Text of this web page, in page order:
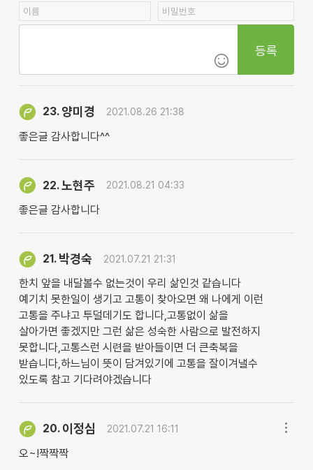
등록
23.양미경 2021.08.26 21:38
좋은글 감사합니다^^
22.노현주 2021.08.21 04:33
좋은글 감사합니다
21. 박경숙 2021.07.21 21:31
한치 앞을 내달볼수 없는것이 우리 삶인것 같습니다
예기치 못한일이 생기고 고통이 찾아오면 왜 나에게 이런
고통을 주냐고 투덜데기도 합니다,고통없이 삶을
살아가면 좋겠지만 그런 삶은 성숙한 사람으로 발전하지
못합니다,고통스런 시련을 받아들이면 더 큰축복을
받습니다,하느님이 뜻이 담겨있기에 고통을 잘이겨낼수
있도록 참고 기다려야겠습니다
20. 이정심 2021.07.21 16:11
오~!짝짝짝